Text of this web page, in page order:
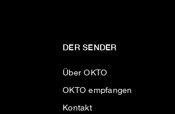
DER SENDER
Über OKTO
OKTO empfangen
Kontakt